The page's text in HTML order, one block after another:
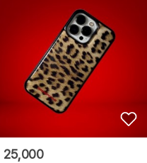
25,000